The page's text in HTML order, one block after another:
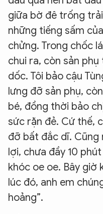
giữa bờ đê trống
những tiếng sấm
chửng. Trong chốc
chui ra, còn sản
dốc. Tôi bảo cậu
lưng đỡ sản phụ,
bé, đồng thời bảo
sức rặn đẻ. Cứ thế,
đỡ bất đắc dĩ. Cũng
lợi, chưa đầy 10
khóc oe oe. Bây giờ
lúc đó, anh em
hoảng”.